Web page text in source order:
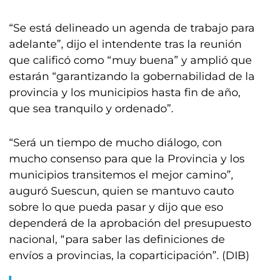
“Se está delineado un agenda de trabajo para
adelante”, dijo el intendente tras la reunión
que calificó como “muy buena” y amplió que
estarán “garantizando la gobernabilidad de la
provincia y los municipios hasta fin de año,
que sea tranquilo y ordenado”.
“Será un tiempo de mucho diálogo, con
mucho consenso para que la Provincia y los
municipios transitemos el mejor camino”,
auguró Suescun, quien se mantuvo cauto
sobre lo que pueda pasar y dijo que eso
dependerá de la aprobación del presupuesto
nacional, “para saber las definiciones de
envíos a provincias, la coparticipación”. (DIB)